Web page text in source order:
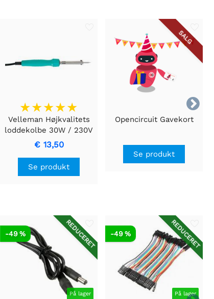

Velleman Højkvalitets
loddekolbe 30W / 230V
- VTSI30
€ 13,50
Se produkt
SALG
Opencircuit Gavekort
Se produkt
REDUCERET
På lager
-49 % REDUCERET
På lager
-49 %